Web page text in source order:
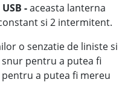
-aceasta lanterna
si 2 intermitent.
o senzatie de liniste si
pentru a putea fi
a putea fi mereu